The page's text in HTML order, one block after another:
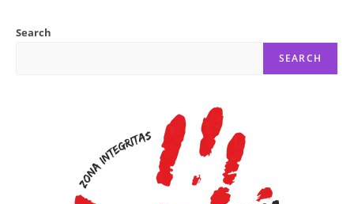
Search
SEARCH